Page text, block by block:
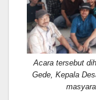
Acara tersebut
Gede, Kepala